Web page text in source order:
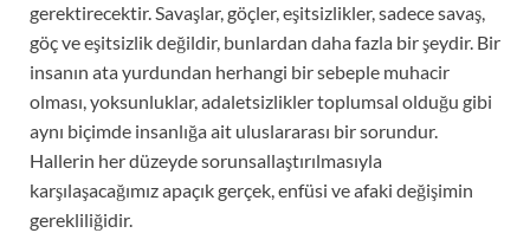
gerektirecektir. Savaşlar, göçler, eşitsizlikler, sadece savaş,
göç ve eşitsizlik değildir, bunlardan daha fazla bir şeydir. Bir
insanın ata yurdundan herhangi bir sebeple muhacir
olması, yoksunluklar, adaletsizlikler toplumsal olduğu gibi
aynı biçimde insanlığa ait uluslararası bir sorundur.
Hallerin her düzeyde sorunsallaştırılmasıyla
karşılaşacağımız apaçık gerçek, enfüsi ve afaki değişimin
gerekliliğidir.